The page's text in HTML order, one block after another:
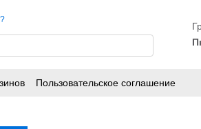
Пользовательское соглашение